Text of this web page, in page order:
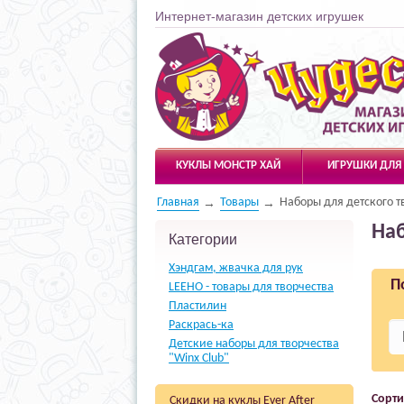
Интернет-магазин детских игрушек
Чудесарик
КУКЛЫ МОНСТР ХАЙ ИГРУШКИ ДЛЯ
Главная Товары Наборы для детского
Категории
Хэндгам, жвачка для рук
LEEHO - товары для творчества
Пластилин
Раскрась-ка
Детские наборы для творчества
"Winx Club"
Скидки на куклы Ever After